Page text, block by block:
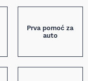
Prva pomoć za
auto